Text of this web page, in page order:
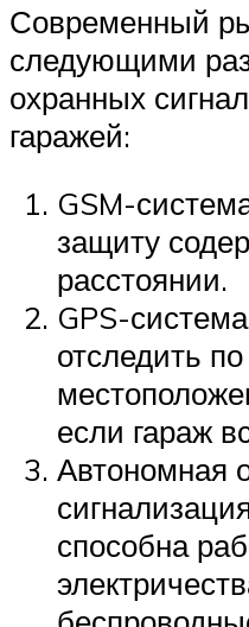
Современный
следующими
охранных
гаражей:
GSM-
защиту
расстоянии.
GPS-
отследить
если гараж
Автономная
способна